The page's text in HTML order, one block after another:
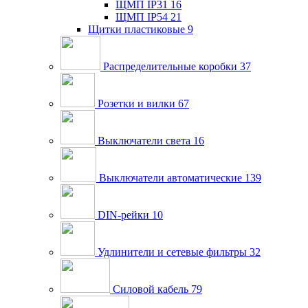
ЩМП IP31 16
ЩМП IP54 21
Щитки пластиковые 9
Распределительные коробки 37
Розетки и вилки 67
Выключатели света 16
Выключатели автоматические 139
DIN-рейки 10
Удлинители и сетевые фильтры 32
Силовой кабель 79